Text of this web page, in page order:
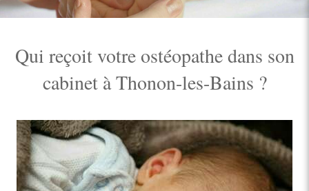
Qui reçoit votre ostéopathe dans son
cabinet à Thonon-les-Bains ?